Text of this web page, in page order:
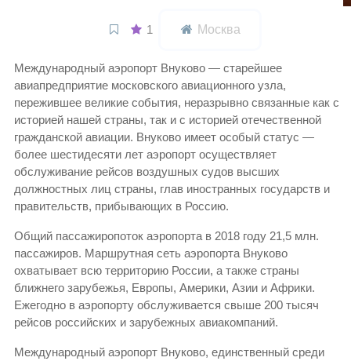
1 Москва
Международный аэропорт Внуково — старейшее
авиапредприятие московского авиационного узла,
пережившее великие события, неразрывно связанные как с
историей нашей страны, так и с историей отечественной
гражданской авиации. Внуково имеет особый статус —
более шестидесяти лет аэропорт осуществляет
обслуживание рейсов воздушных судов высших
должностных лиц страны, глав иностранных государств и
правительств, прибывающих в Россию.
Общий пассажиропоток аэропорта в 2018 году 21,5 млн.
пассажиров. Маршрутная сеть аэропорта Внуково
охватывает всю территорию России, а также страны
ближнего зарубежья, Европы, Америки, Азии и Африки.
Ежегодно в аэропорту обслуживается свыше 200 тысяч
рейсов российских и зарубежных авиакомпаний.
Международный аэропорт Внуково, единственный среди